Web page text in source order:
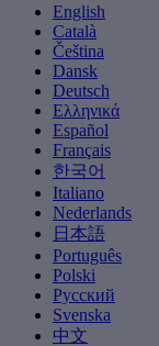
English
Català
Čeština
Dansk
Deutsch
Ελληνικά
Español
Français
한국어
Italiano
Nederlands
日本語
Português
Polski
Русский
Svenska
中文